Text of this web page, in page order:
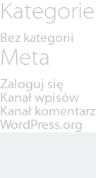
Kategorie
Bez kategorii
Meta
Zaloguj się
Kanał wpisów
Kanał
WordPress.org